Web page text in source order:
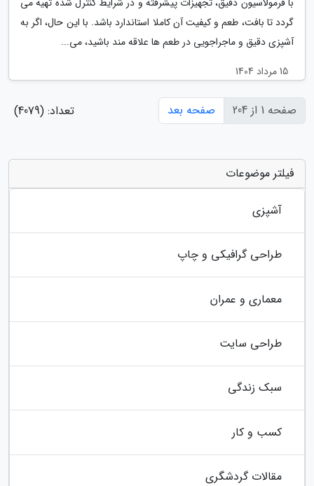
گردد تا بافت، طعم و کیفیت آن کاملا استاندارد باشد. با این حال، اگر به
آشپزی دقیق و ماجراجویی در طعم ها علاقه مند باشید، می...
15 مرداد 1404
صفحه 1 از 204 صفحه بعد تعداد: (4079)
فیلتر موضوعات
آشپزی
طراحی گرافیکی و چاپ
معماری و عمران
طراحی سایت
سبک زندگی
کسب و کار
مقالات گردشگری